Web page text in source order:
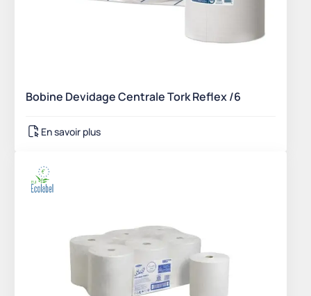
Bobine Devidage Centrale Tork Reflex /6
En savoir plus